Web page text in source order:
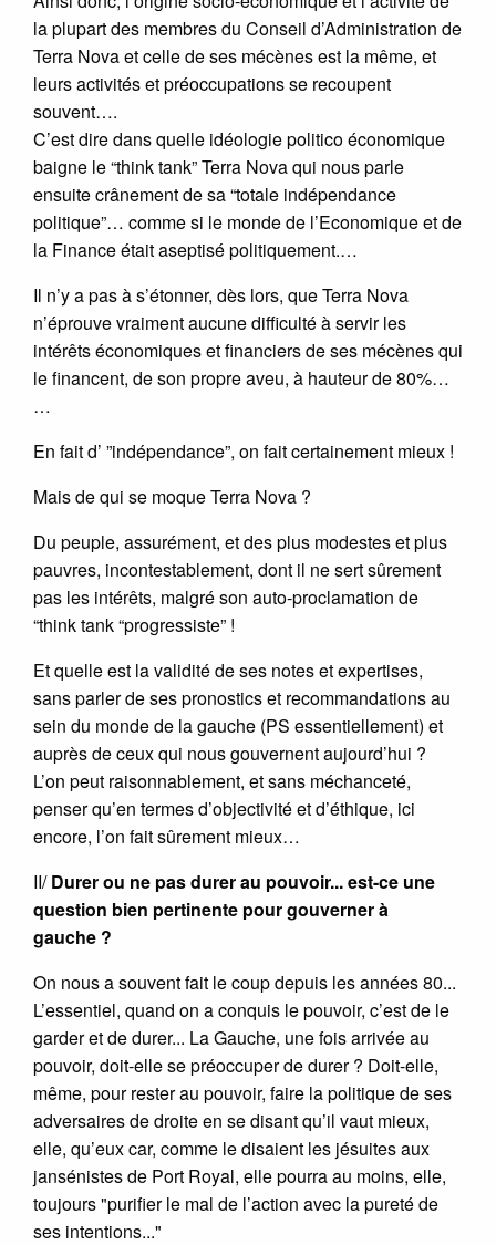
la plupart des membres du Conseil d’Administration de
Terra Nova et celle de ses mécènes est la même, et
leurs activités et préoccupations se recoupent
souvent….
C’est dire dans quelle idéologie politico économique
baigne le “think tank” Terra Nova qui nous parle
ensuite crânement de sa “totale indépendance
politique”… comme si le monde de l’Economique et de
la Finance était aseptisé politiquement.…
Il n’y a pas à s’étonner, dès lors, que Terra Nova
n’éprouve vraiment aucune difficulté à servir les
intérêts économiques et financiers de ses mécènes qui
le financent, de son propre aveu, à hauteur de 80%…
…
En fait d’ ”indépendance”, on fait certainement mieux !
Mais de qui se moque Terra Nova ?
Du peuple, assurément, et des plus modestes et plus
pauvres, incontestablement, dont il ne sert sûrement
pas les intérêts, malgré son auto-proclamation de
“think tank “progressiste” !
Et quelle est la validité de ses notes et expertises,
sans parler de ses pronostics et recommandations au
sein du monde de la gauche (PS essentiellement) et
auprès de ceux qui nous gouvernent aujourd’hui ?
L’on peut raisonnablement, et sans méchanceté,
penser qu’en termes d’objectivité et d’éthique, ici
encore, l’on fait sûrement mieux…
II/Durer ou ne pas durer au pouvoir... est-ce une
question bien pertinente pour gouverner à
gauche ?
On nous a souvent fait le coup depuis les années 80...
L’essentiel, quand on a conquis le pouvoir, c’est de le
garder et de durer... La Gauche, une fois arrivée au
pouvoir, doit-elle se préoccuper de durer ? Doit-elle,
même, pour rester au pouvoir, faire la politique de ses
adversaires de droite en se disant qu’il vaut mieux,
elle, qu’eux car, comme le disaient les jésuites aux
jansénistes de Port Royal, elle pourra au moins, elle,
toujours "purifier le mal de l’action avec la pureté de
ses intentions..."